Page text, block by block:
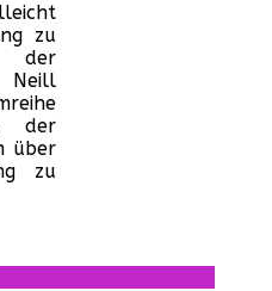
zu
der
der
über
zu